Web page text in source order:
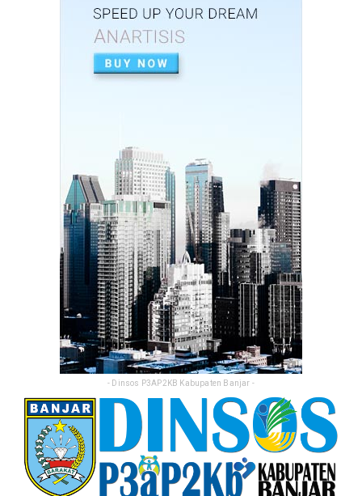
Feb 26, 2026
UNCATEGORIZED
Perkuat Sinergi, Pemkab Banjar Gelar Rakor
TP3S untuk Perta...
- Dinsos P3AP2KB Kabupaten Banjar -